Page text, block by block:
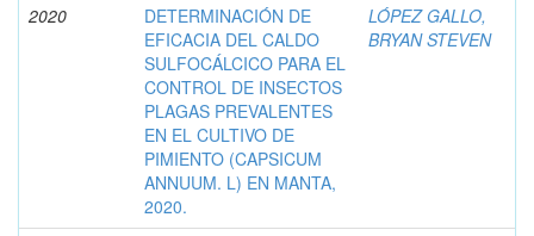
2020
DETERMINACIÓN DE
EFICACIA DEL CALDO
SULFOCÁLCICO PARA EL
CONTROL DE INSECTOS
PLAGAS PREVALENTES
EN EL CULTIVO DE
PIMIENTO (CAPSICUM
ANNUUM. L) EN MANTA,
2020.
LÓPEZ GALLO,
BRYAN STEVEN